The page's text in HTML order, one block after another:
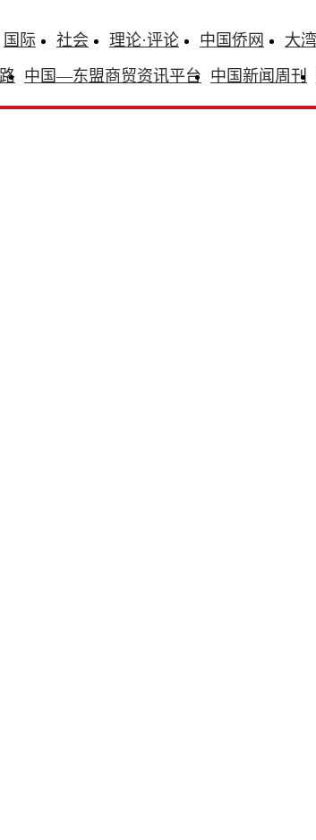
国际 社会 理论·评论 中国侨网 大
中国—东盟商贸资讯平台 中国新闻周刊